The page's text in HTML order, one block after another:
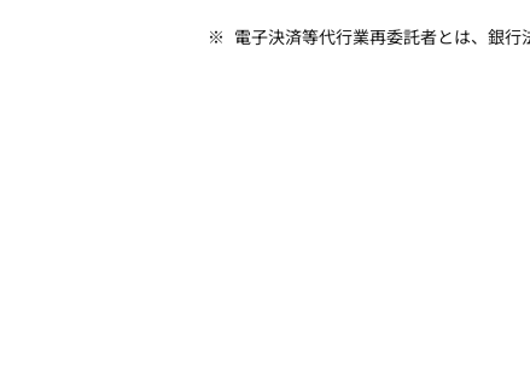
電子決済等代行業再委託者とは、銀行